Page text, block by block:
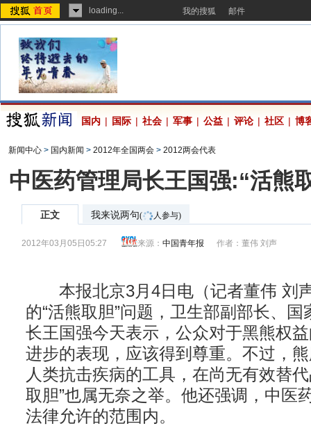
loading... 我的搜狐 邮件
国内 | 国际 | 社会 | 军事 | 公益 | 评论 | 社区 | 博
新闻中心 > 国内新闻 > 2012年全国两会 > 2012两会代表
中医药管理局长王国强:“活熊
正文 我来说两句( 人参与)
2012年03月05日05:27 来源： 中国青年报 作者：董伟 刘声
本报北京3月4日电（记者董伟 刘
的“活熊取胆”问题，卫生部副部长、
长王国强今天表示，公众对于黑熊权
进步的表现，应该得到尊重。不过，
人类抗击疾病的工具，在尚无有效替
取胆”也属无奈之举。他还强调，中医
法律允许的范围内。